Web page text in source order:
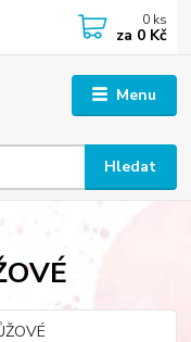
Menu
Hledat
0 ks
za 0 Kč